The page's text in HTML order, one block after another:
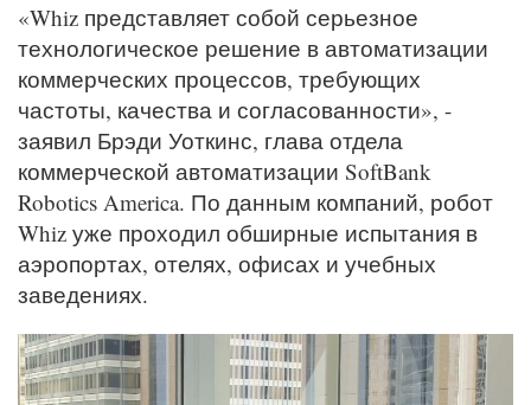
«Whiz представляет собой серьезное
технологическое решение в автоматизации
коммерческих процессов, требующих
частоты, качества и согласованности», -
заявил Брэди Уоткинс, глава отдела
коммерческой автоматизации SoftBank
Robotics America. По данным компаний, робот
Whiz уже проходил обширные испытания в
аэропортах, отелях, офисах и учебных
заведениях.